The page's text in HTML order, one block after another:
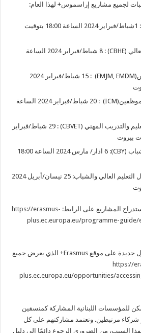
لجميع مشاريع إراسموس+ لهذا العام:
مشاريع جان مونيه (JMA) : 1شباط/فبراير 2024 الساعة 18:00 بتوقيت
بناء القدرات في التعليم العالي (CBHE) : 8 شباط/فبراير 2024 الساعة
مشاريع إراسموس مندوس(EMJM, EMDM) : 15 شباط/فبراير 2024
منح الطلاب والأساتذة والموظفين(ICM) : 20 شباط/فبراير 2024 الساعة
بناء القدرات في مجال التعليم والتدريب المهني (CBVET) : 29 شباط/فبراير
بناء القدرات في مجال الشباب (CBY): 6 اذار/ مارس 2024 الساعة 18:00
التبادل الافتراضي في مجال التعليم العالي والشباب: 25 نيسان/أبريل 2024
المشاريع على الرابط: https://erasmus-
plus.ec.europa.eu/programme-
يمكن العثور على صفحة دخول جديدة على موقع Erasmus+ الذي يعرض جميع
https://
plus.ec.europa.eu/opportunities/
للمؤسسات اللبنانية المشاركة كمنسقين
شركاء مرتبطين. وتعتمد مشاركتهم على كل
السبب، من الضروري الرجوع دائمًا إلى دليل